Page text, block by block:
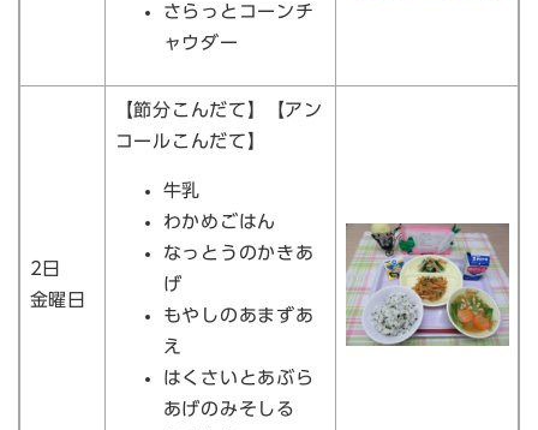
さらっとコーンチ
ャウダー
2日
金曜日
【節分こんだて】【アン
コールこんだて】
牛乳
わかめごはん
なっとうのかきあ
げ
もやしのあまずあ
え
はくさいとあぶら
あげのみそしる